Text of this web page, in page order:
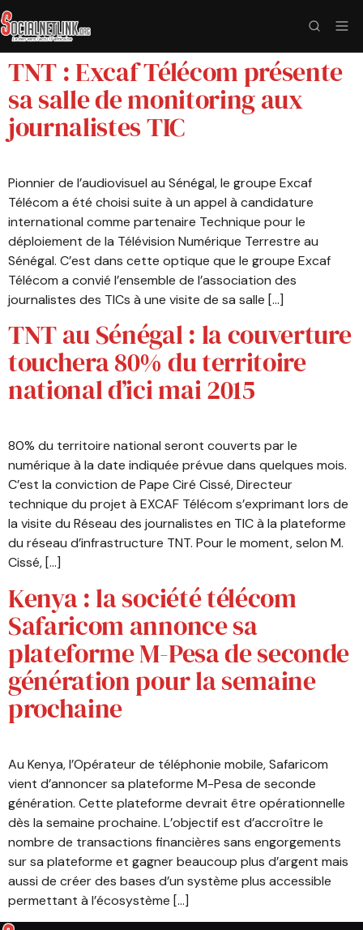
TNT : Excaf Télécom présente
sa salle de monitoring aux
journalistes TIC
Pionnier de l’audiovisuel au Sénégal, le groupe Excaf
Télécom a été choisi suite à un appel à candidature
international comme partenaire Technique pour le
déploiement de la Télévision Numérique Terrestre au
Sénégal. C’est dans cette optique que le groupe Excaf
Télécom a convié l’ensemble de l’association des
journalistes des TICs à une visite de sa salle […]
TNT au Sénégal : la couverture
touchera 80% du territoire
national d’ici mai 2015
80% du territoire national seront couverts par le
numérique à la date indiquée prévue dans quelques mois.
C’est la conviction de Pape Ciré Cissé, Directeur
technique du projet à EXCAF Télécom s’exprimant lors de
la visite du Réseau des journalistes en TIC à la plateforme
du réseau d’infrastructure TNT. Pour le moment, selon M.
Cissé, […]
Kenya : la société télécom
Safaricom annonce sa
plateforme M-Pesa de seconde
génération pour la semaine
prochaine
Au Kenya, l’Opérateur de téléphonie mobile, Safaricom
vient d’annoncer sa plateforme M-Pesa de seconde
génération. Cette plateforme devrait être opérationnelle
dès la semaine prochaine. L’objectif est d’accroître le
nombre de transactions financières sans engorgements
sur sa plateforme et gagner beaucoup plus d’argent mais
aussi de créer des bases d’un système plus accessible
permettant à l’écosystème […]